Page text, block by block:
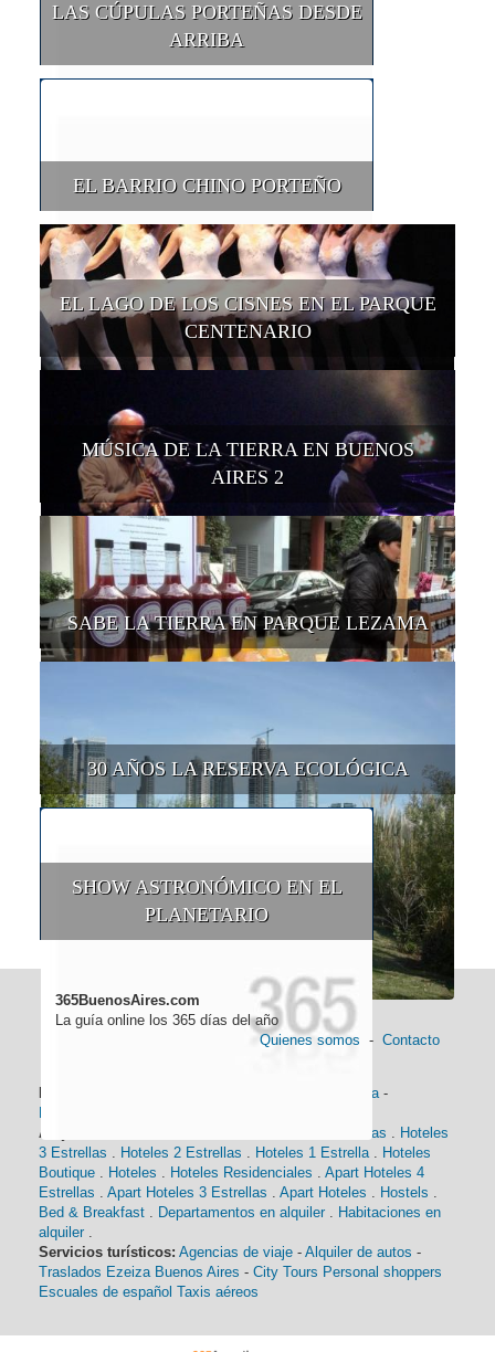
LAS CÚPULAS PORTEÑAS DESDE
ARRIBA
EL BARRIO CHINO PORTEÑO
EL LAGO DE LOS CISNES EN EL PARQUE
CENTENARIO
MÚSICA DE LA TIERRA EN BUENOS
AIRES 2
SABE LA TIERRA EN PARQUE LEZAMA
30 AÑOS LA RESERVA ECOLÓGICA
SHOW ASTRONÓMICO EN EL
PLANETARIO
365BuenosAires.com
La guía online los 365 días del año
Quienes somos - Contacto
Historia-
Alojamiento:
Hoteles 4 Estrellas . Hoteles
3 Estrellas . Hoteles 2 Estrellas . Hoteles 1 Estrella. Hoteles
Boutique . Hoteles . Hoteles Residenciales . Apart Hoteles 4
Estrellas . Apart Hoteles 3 Estrellas . Apart Hoteles . Hostels .
Bed & Breakfast . Departamentos en alquiler . Habitaciones en
alquiler .
Servicios turísticos: Agencias de viaje - Alquiler de autos -
Traslados Ezeiza Buenos Aires - City Tours Personal shoppers
Escuales de español Taxis aéreos